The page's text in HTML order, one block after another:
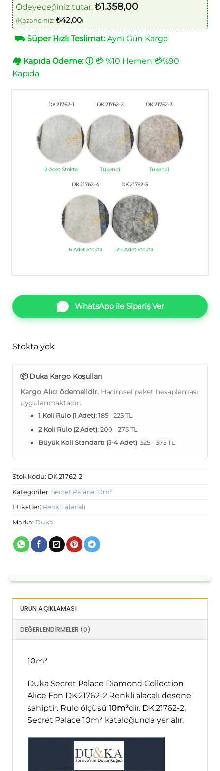
Ödeyeceğiniz tutar: ₺1.358,00
(Kazancınız: ₺42,00)
⛟Süper Hızlı Teslimat:Aynı Gün Kargo
🏘 Kapıda Ödeme: ⓘ💳 %10 Hemen 💳%90
Kapıda
DK.21762-1
2 Adet Stokta
DK.21762-2
Tükendi
DK.21762-3
Tükendi
DK.21762-4
6 Adet Stokta
DK.21762-5
20 Adet Stokta
WhatsApp ile Sipariş Ver
Stokta yok
📦 Duka Kargo Koşulları
Kargo Alıcı ödemelidir. Hacimsel paket hesaplaması
uygulanmaktadır:
1 Koli Rulo (1 Adet):185 - 225 TL
2 Koli Rulo (2 Adet):200 - 275 TL
Büyük Koli Standartı (3-4 Adet):325 - 375 TL
Stok kodu: DK.21762-2
Kategoriler: Secret Palace 10m²
Etiketler: Renkli alacalı
Marka: Duka
ÜRÜN AÇIKLAMASI
DEĞERLENDIRMELER (0)
10m²
Duka Secret Palace Diamond Collection
Alice Fon DK.21762-2 Renkli alacalı desene
sahiptir. Rulo ölçüsü 10m²dir. DK.21762-2,
Secret Palace 10m² kataloğunda yer alır.